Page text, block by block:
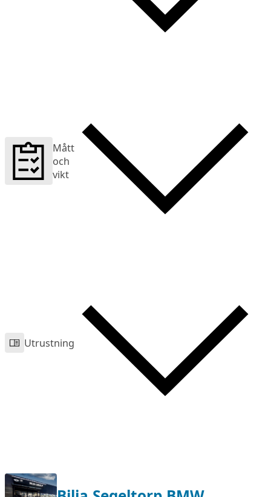
Mått
och
vikt
Utrustning